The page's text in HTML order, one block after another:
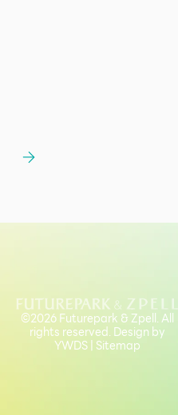
©2026 Futurepark & Zpell. All
rights reserved. Design by
YWDS| Sitemap